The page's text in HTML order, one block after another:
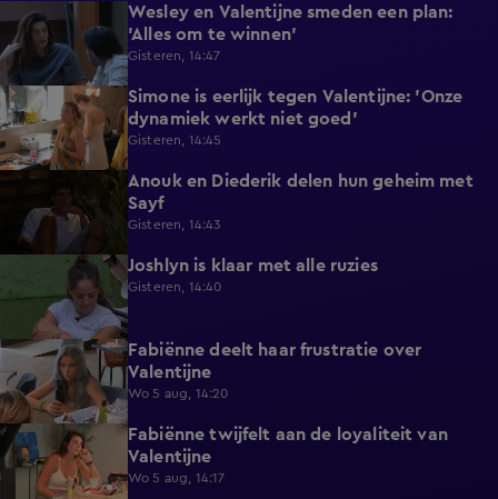
0:26
Wesley en Valentijne smeden een plan:
'Alles om te winnen'
Gisteren, 14:47
1:12
Simone is eerlijk tegen Valentijne: 'Onze
dynamiek werkt niet goed'
Gisteren, 14:45
0:48
Anouk en Diederik delen hun geheim met
Sayf
Gisteren, 14:43
Joshlyn is klaar met alle ruzies
Gisteren, 14:40
0:29
Fabiënne deelt haar frustratie over
Valentijne
Wo 5 aug, 14:20
0:58
Fabiënne twijfelt aan de loyaliteit van
Valentijne
Wo 5 aug, 14:17